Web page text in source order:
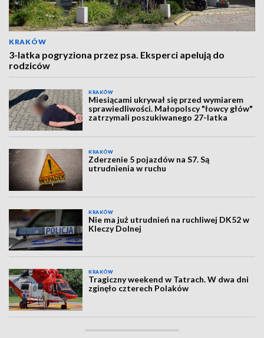
KRAKÓW
3-latka pogryziona przez psa. Eksperci apelują do
rodziców
KRAKÓW
Miesiącami ukrywał się przed wymiarem
sprawiedliwości. Małopolscy "łowcy głów"
zatrzymali poszukiwanego 27-latka
KRAKÓW
Zderzenie 5 pojazdów na S7. Są
utrudnienia w ruchu
KRAKÓW
Nie ma już utrudnień na ruchliwej DK52 w
Kleczy Dolnej
KRAKÓW
Tragiczny weekend w Tatrach. W dwa dni
zginęło czterech Polaków